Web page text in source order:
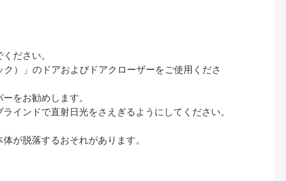
ださい。
）」のドアおよびドアクローザーをご使用くださ
をお勧めします。
インドで直射日光をさえぎるようにしてください。
が脱落するおそれがあります。